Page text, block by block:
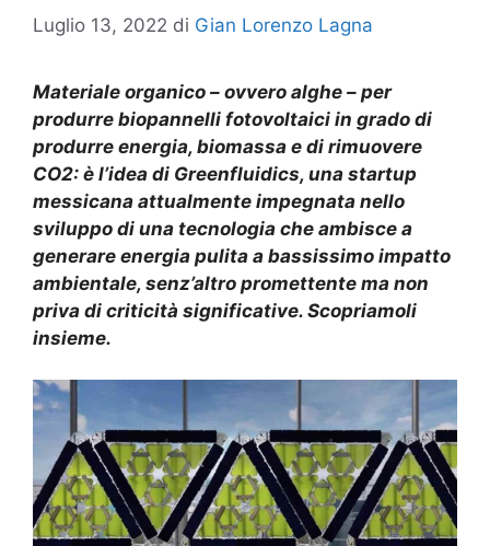
Luglio 13, 2022 di Gian Lorenzo Lagna
Materiale organico – ovvero alghe – per
produrre biopannelli fotovoltaici in grado di
produrre energia, biomassa e di rimuovere
CO2: è l’idea di Greenfluidics, una startup
messicana attualmente impegnata nello
sviluppo di una tecnologia che ambisce a
generare energia pulita a bassissimo impatto
ambientale, senz’altro promettente ma non
priva di criticità significative. Scopriamoli
insieme.